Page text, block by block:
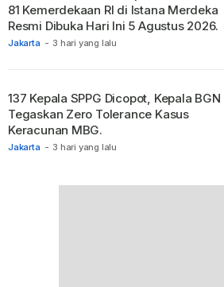
Jakarta - 3 hari yang lalu
81 Kemerdekaan RI di Istana Merdeka
Resmi Dibuka Hari Ini 5 Agustus 2026.
Jakarta - 3 hari yang lalu
137 Kepala SPPG Dicopot, Kepala BGN
Tegaskan Zero Tolerance Kasus
Keracunan MBG.